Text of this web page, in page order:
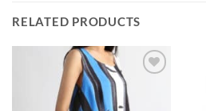
RELATED PRODUCTS